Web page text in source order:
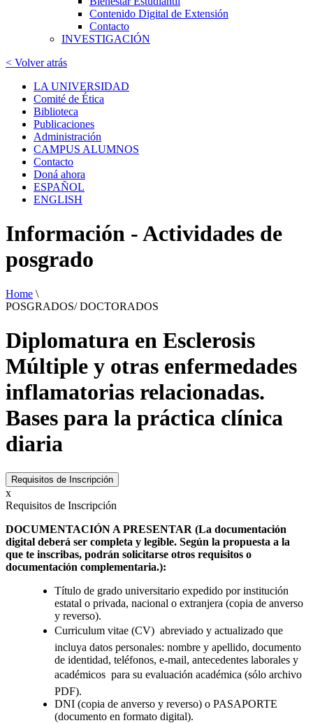
Contenido Digital de Extensión
Contacto
INVESTIGACIÓN
< Volver atrás
LA UNIVERSIDAD
Comité de Ética
Biblioteca
Publicaciones
Administración
CAMPUS ALUMNOS
Contacto
Doná ahora
ESPAÑOL
ENGLISH
Información - Actividades de
posgrado
Home \
POSGRADOS/ DOCTORADOS
Diplomatura en Esclerosis
Múltiple y otras enfermedades
inflamatorias relacionadas.
Bases para la práctica clínica
diaria
Requisitos de Inscripción
x
Requisitos de Inscripción
DOCUMENTACIÓN A PRESENTAR (La documentación
digital deberá ser completa y legible. Según la propuesta a la
que te inscribas, podrán solicitarse otros requisitos o
documentación complementaria.):
Título de grado universitario expedido por institución
estatal o privada, nacional o extranjera (copia de anverso
y reverso).
Curriculum vitae (CV)  abreviado y actualizado que
incluya datos personales: nombre y apellido, documento
de identidad, teléfonos, e-mail, antecedentes laborales y
académicos  para su evaluación académica (sólo archivo
PDF).
DNI (copia de anverso y reverso) o PASAPORTE
(documento en formato digital).